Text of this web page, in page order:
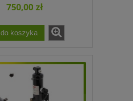
750,00 zł
do koszyka